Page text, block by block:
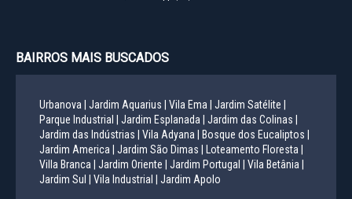
BAIRROS MAIS BUSCADOS
Urbanova | Jardim Aquarius | Vila Ema |
Jardim Satélite |
Parque Industrial |
Jardim Esplanada |
Jardim das Colinas |
Jardim das Indústrias |
Vila Adyana |
Bosque dos Eucaliptos |
Jardim America |
Jardim São Dimas |
Loteamento Floresta |
Villa Branca |
Jardim Oriente | Jardim Portugal |
Vila Betânia |
Jardim Sul |
Vila Industrial | Jardim Apolo